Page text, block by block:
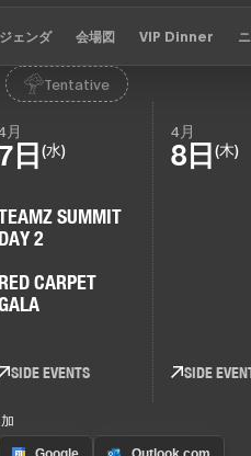
ェンダ 会場図 VIP Dinner
Tentative
月
7日(水)
SUMMIT
DAY 2
RED CARPET
SIDE EVENTS
4月
8日 (木)
SIDE